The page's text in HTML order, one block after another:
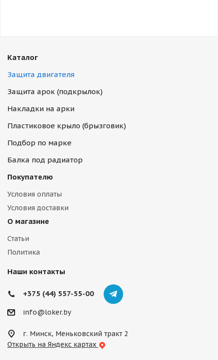
Каталог
Защита двигателя
Защита арок (подкрылок)
Накладки на арки
Пластиковое крыло (брызговик)
Подбор по марке
Балка под радиатор
Покупателю
Условия оплаты
Условия доставки
О магазине
Статьи
Политика
Наши контакты
+375 (44) 557-55-00
info@loker.by
г. Минск, Меньковский тракт 2
Открыть на Яндекс картах